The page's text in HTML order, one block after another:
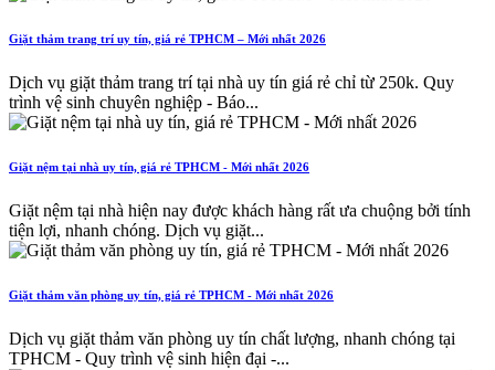
Giặt thảm trang trí uy tín, giá rẻ TPHCM – Mới nhất 2026
Dịch vụ giặt thảm trang trí tại nhà uy tín giá rẻ chỉ từ 250k. Quy
trình vệ sinh chuyên nghiệp - Báo...
Giặt nệm tại nhà uy tín, giá rẻ TPHCM - Mới nhất 2026
Giặt nệm tại nhà hiện nay được khách hàng rất ưa chuộng bởi tính
tiện lợi, nhanh chóng. Dịch vụ giặt...
Giặt thảm văn phòng uy tín, giá rẻ TPHCM - Mới nhất 2026
Dịch vụ giặt thảm văn phòng uy tín chất lượng, nhanh chóng tại
TPHCM - Quy trình vệ sinh hiện đại -...